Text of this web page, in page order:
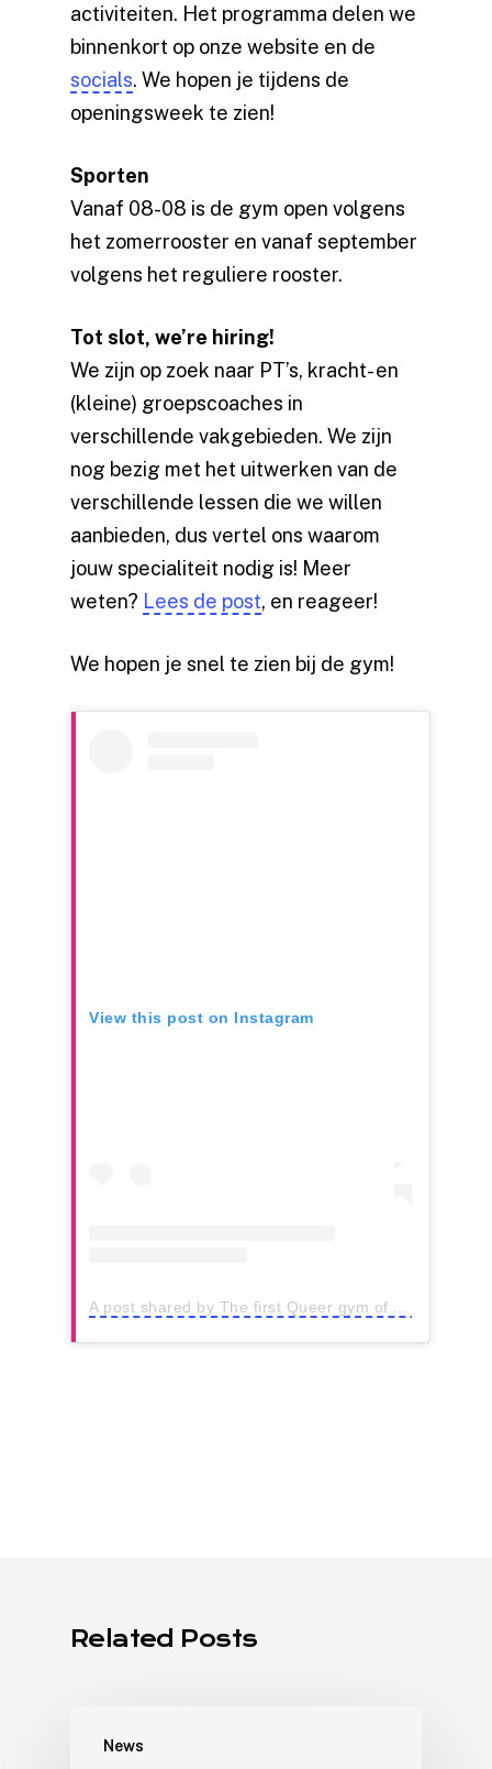
activiteiten. Het programma delen we
binnenkort op onze website en de
socials. We hopen je tijdens de
openingsweek te zien!
Sporten
Vanaf 08-08 is de gym open volgens
het zomerrooster en vanaf september
volgens het reguliere rooster.
Tot slot, we’re hiring!
We zijn op zoek naar PT’s, kracht- en
(kleine) groepscoaches in
verschillende vakgebieden. We zijn
nog bezig met het uitwerken van de
verschillende lessen die we willen
aanbieden, dus vertel ons waarom
jouw specialiteit nodig is! Meer
weten? Lees de post, en reageer!
We hopen je snel te zien bij de gym!
View this post on Instagram
Related Posts
News